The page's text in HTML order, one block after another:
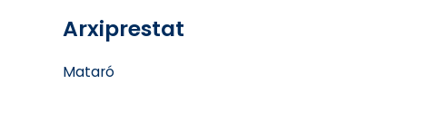
Arxiprestat
Mataró